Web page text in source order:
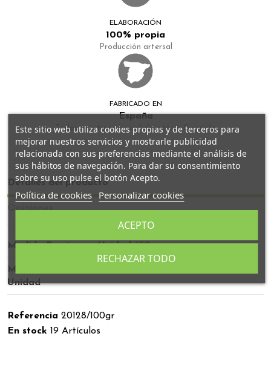
ELABORACIÓN
100% propia
Producción artersal
FABRICADO EN
España
Todos nuestros tés se fabrican en Granada
Detalles del producto
Opiniones
Medida Precio por Unidad 100g
Medida Base Precio por
Unidad
Referencia 20128/100gr
En stock 19 Artículos
Este sitio web utiliza cookies propias y de terceros para
mejorar nuestros servicios y mostrarle publicidad
relacionada con sus preferencias mediante el análisis de
sus hábitos de navegación. Para dar su consentimiento
sobre su uso pulse el botón Acepto.
Política de cookies Personalizar cookies
RECHAZAR TODO
ACEPTO